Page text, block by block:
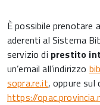
È possibile prenotare
aderenti al Sistema
servizio di prestito
un’email all’indirizzo
sopra.re.it, oppure sul
https://